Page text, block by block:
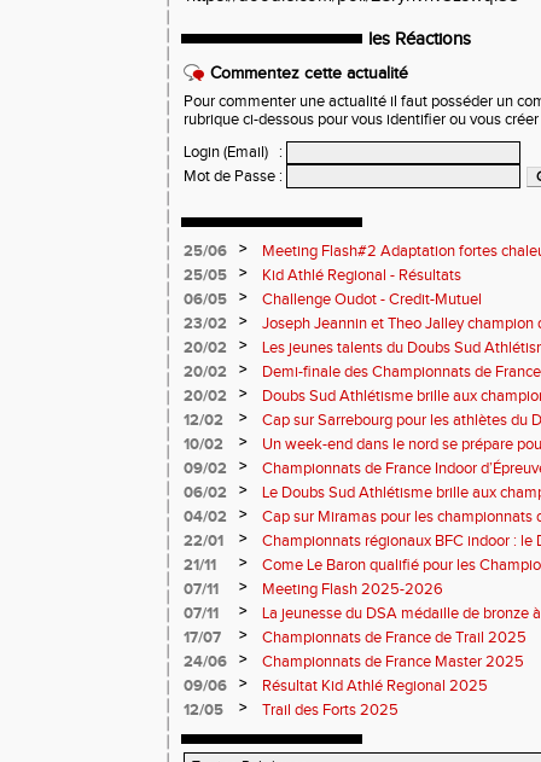
les Réactions
Commentez cette actualité
Pour commenter une actualité il faut posséder un
rubrique ci-dessous pour vous identifier ou vous
Login (Email)
:
Mot de Passe :
25/06 >
Meeting Flash#2 Adaptation fortes
25/05
>
Kid Athlé Regional - Résultats
06/05
>
Challenge Oudot - Credit-Mutuel
23/02
>
Joseph Jeannin et Theo Jalley champion
DSA en grande forme pour le Jour-J
20/02 >
Les jeunes talents du Doubs Sud
championnats de France
20/02 >
Demi-finale des Championnats de
Sud Athlétisme à Sarrebourg
20/02 >
Doubs Sud Athlétisme brille aux
Nationaux et masters en salle
12/02 >
Cap sur Sarrebourg pour les athlètes du
10/02
>
Un week-end dans le nord se prépare
09/02
>
Championnats de France Indoor
Marche
06/02 >
Le Doubs Sud Athlétisme brille aux
cross à Vesoul
04/02 >
Cap sur Miramas pour les championnats
Athlétisme bien représenté
22/01 >
Championnats régionaux BFC indoor : le
brille sur tous les fronts
21/11 >
Come Le Baron qualifié pour les
07/11
>
Meeting Flash 2025-2026
07/11
>
La jeunesse du DSA médaille de bronze
17/07
>
Championnats de France de Trail 2025
24/06
>
Championnats de France Master 2025
09/06
>
Résultat Kid Athlé Regional 2025
12/05
> Trail des Forts 2025